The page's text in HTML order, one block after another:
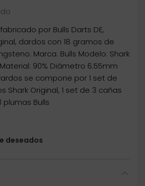
por Bulls Darts DE,
dardos con 18 gramos de
Marca: Bulls Modelo: Shark
90% Diámetro 6.55mm
se compone por 1 set de
Shark Original, 1 set de 3 cañas
plumas Bulls
deseados